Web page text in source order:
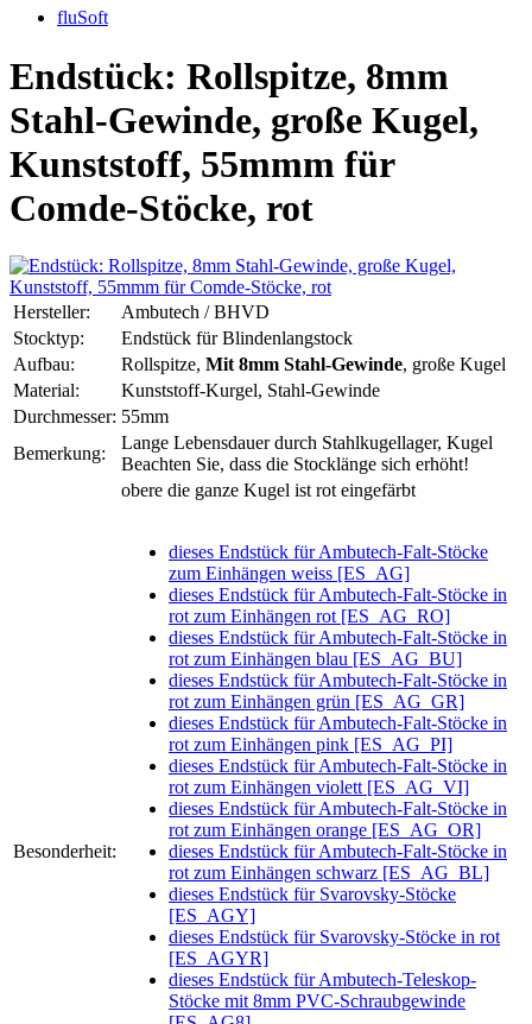
fluSoft
Endstück: Rollspitze, 8mm
Stahl-Gewinde, große Kugel,
Kunststoff, 55mmm für
Comde-Stöcke, rot
Hersteller:
Ambutech / BHVD
Stocktyp:
Endstück für Blindenlangstock
Aufbau:
Rollspitze, Mit 8mm Stahl-Gewinde, große Kugel
Material:
Kunststoff-Kurgel, Stahl-Gewinde
Durchmesser: 55mm
Bemerkung:
Lange Lebensdauer durch Stahlkugellager, Kugel
Beachten Sie, dass die Stocklänge sich erhöht!
Besonderheit:
obere die ganze Kugel ist rot eingefärbt
dieses Endstück für Ambutech-Falt-Stöcke
zum Einhängen weiss [ES_AG]
dieses Endstück für Ambutech-Falt-Stöcke in
rot zum Einhängen rot [ES_AG_RO]
dieses Endstück für Ambutech-Falt-Stöcke in
rot zum Einhängen blau [ES_AG_BU]
dieses Endstück für Ambutech-Falt-Stöcke in
rot zum Einhängen grün [ES_AG_GR]
dieses Endstück für Ambutech-Falt-Stöcke in
rot zum Einhängen pink [ES_AG_PI]
dieses Endstück für Ambutech-Falt-Stöcke in
rot zum Einhängen violett [ES_AG_VI]
dieses Endstück für Ambutech-Falt-Stöcke in
rot zum Einhängen orange [ES_AG_OR]
dieses Endstück für Ambutech-Falt-Stöcke in
rot zum Einhängen schwarz [ES_AG_BL]
dieses Endstück für Svarovsky-Stöcke
[ES_AGY]
dieses Endstück für Svarovsky-Stöcke in rot
[ES_AGYR]
dieses Endstück für Ambutech-Teleskop-
Stöcke mit 8mm PVC-Schraubgewinde